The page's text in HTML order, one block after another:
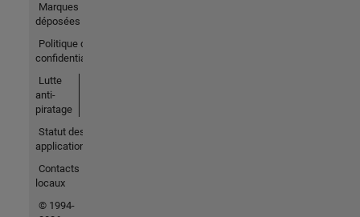
Marques
déposées
Politique de
confidentialité
Lutte
anti-
piratage
Statut des
applications
Contacts
locaux
© 1994-